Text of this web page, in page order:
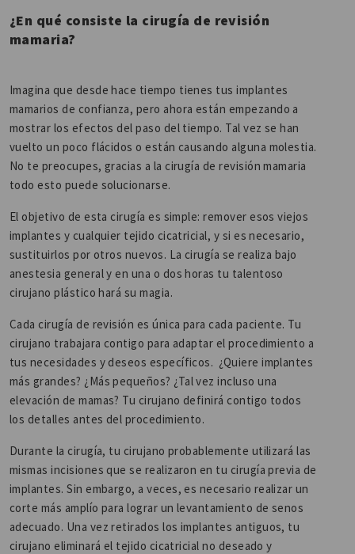
¿En qué consiste la cirugía de revisión
mamaria?
Imagina que desde hace tiempo tienes tus implantes
mamarios de confianza, pero ahora están empezando a
mostrar los efectos del paso del tiempo. Tal vez se han
vuelto un poco flácidos o están causando alguna molestia.
No te preocupes, gracias a la cirugía de revisión mamaria
todo esto puede solucionarse.
El objetivo de esta cirugía es simple: remover esos viejos
implantes y cualquier tejido cicatricial, y si es necesario,
sustituirlos por otros nuevos. La cirugía se realiza bajo
anestesia general y en una o dos horas tu talentoso
cirujano plástico hará su magia.
Cada cirugía de revisión es única para cada paciente. Tu
cirujano trabajara contigo para adaptar el procedimiento a
tus necesidades y deseos específicos. ¿Quiere implantes
más grandes? ¿Más pequeños? ¿Tal vez incluso una
elevación de mamas? Tu cirujano definirá contigo todos
los detalles antes del procedimiento.
Durante la cirugía, tu cirujano probablemente utilizará las
mismas incisiones que se realizaron en tu cirugía previa de
implantes. Sin embargo, a veces, es necesario realizar un
corte más amplío para lograr un levantamiento de senos
adecuado. Una vez retirados los implantes antiguos, tu
cirujano eliminará el tejido cicatricial no deseado y